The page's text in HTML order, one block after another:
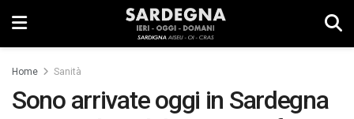
Home Sanità
Sono arrivate oggi in Sardegna